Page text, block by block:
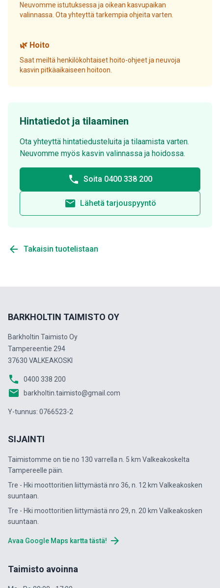
Neuvomme istutuksessa ja oikean kasvupaikan
valinnassa. Ota yhteyttä tarkempia ohjeita varten.
🌿 Hoito
Saat meiltä henkilökohtaiset hoito-ohjeet ja neuvoja
kasvin pitkäaikaiseen hoitoon.
Hintatiedot ja tilaaminen
Ota yhteyttä hintatiedusteluita ja tilaamista varten.
Neuvomme myös kasvin valinnassa ja hoidossa.
phone Soita 0400 338 200
email Lähetä tarjouspyyntö
arrow_back Takaisin tuotelistaan
BARKHOLTIN TAIMISTO OY
Barkholtin Taimisto Oy
Tampereentie 294
37630 VALKEAKOSKI
phone 0400 338 200
email barkholtin.taimisto@gmail.com
Y-tunnus: 0766523-2
SIJAINTI
Taimistomme on tie no 130 varrella n. 5 km Valkeakoskelta
Tampereelle päin.
Tre - Hki moottoritien liittymästä nro 36, n. 12 km Valkeakosken
suuntaan.
Tre - Hki moottoritien liittymästä nro 29, n. 20 km Valkeakosken
suuntaan.
Avaa Google Maps kartta tästä! arrow_forward
Taimisto avoinna